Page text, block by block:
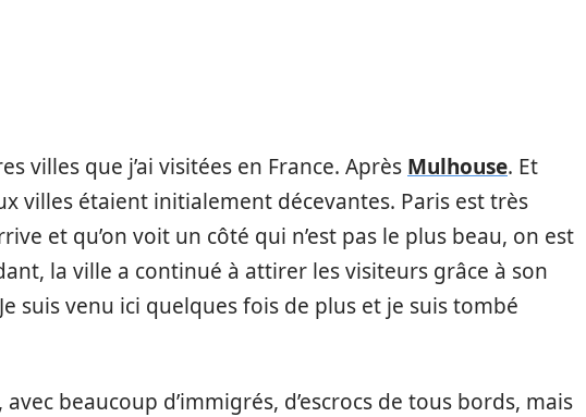
villes que j’ai visitées en France. Après Mulhouse. Et
villes étaient initialement décevantes. Paris est très
et qu’on voit un côté qui n’est pas le plus beau, on est
la ville a continué à attirer les visiteurs grâce à son
suis venu ici quelques fois de plus et je suis tombé
beaucoup d’immigrés, d’escrocs de tous bords, mais